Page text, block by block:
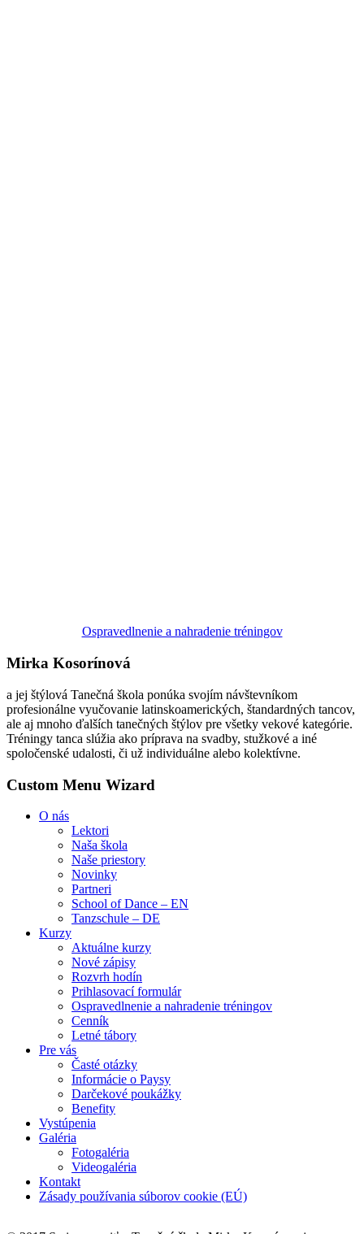
Ospravedlnenie a nahradenie tréningov
Mirka Kosorínová
a jej štýlová Tanečná škola ponúka svojím návštevníkom
profesionálne vyučovanie latinskoamerických, štandardných tancov,
ale aj mnoho ďalších tanečných štýlov pre všetky vekové kategórie.
Tréningy tanca slúžia ako príprava na svadby, stužkové a iné
spoločenské udalosti, či už individuálne alebo kolektívne.
Custom Menu Wizard
O nás
Lektori
Naša škola
Naše priestory
Novinky
Partneri
School of Dance – EN
Tanzschule – DE
Kurzy
Aktuálne kurzy
Nové zápisy
Rozvrh hodín
Prihlasovací formulár
Ospravedlnenie a nahradenie tréningov
Cenník
Letné tábory
Pre vás
Časté otázky
Informácie o Paysy
Darčekové poukážky
Benefity
Vystúpenia
Galéria
Fotogaléria
Videogaléria
Kontakt
Zásady používania súborov cookie (EÚ)